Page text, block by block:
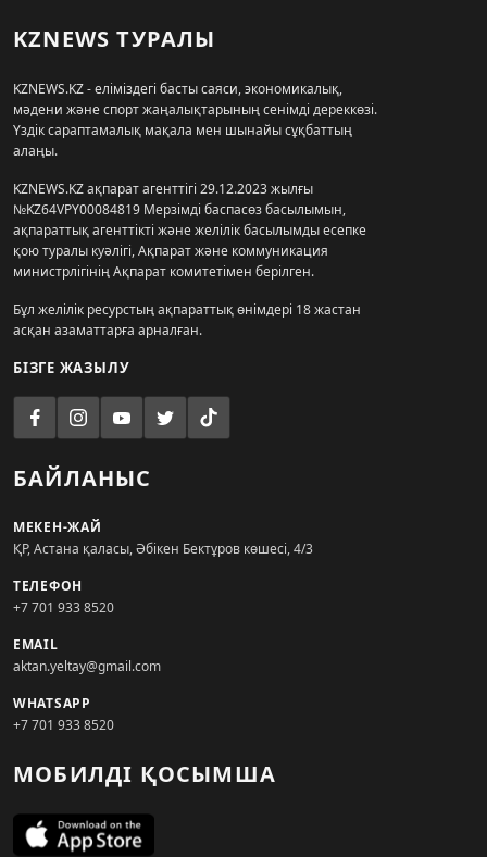
KZNEWS ТУРАЛЫ
KZNEWS.KZ - еліміздегі басты саяси, экономикалық,
мәдени және спорт жаңалықтарының сенімді дереккөзі.
Үздік сараптамалық мақала мен шынайы сұқбаттың
алаңы.
KZNEWS.KZ ақпарат агенттігі 29.12.2023 жылғы
№KZ64VPY00084819 Мерзімді баспасөз басылымын,
ақпараттық агенттікті және желілік басылымды есепке
қою туралы куәлігі, Ақпарат және коммуникация
министрлігінің Ақпарат комитетімен берілген.
Бұл желілік ресурстың ақпараттық өнімдері 18 жастан
асқан азаматтарға арналған.
БІЗГЕ ЖАЗЫЛУ
БАЙЛАНЫС
МЕКЕН-ЖАЙ
ҚР, Астана қаласы, Әбікен Бектұров көшесі, 4/3
ТЕЛЕФОН
+7 701 933 8520
EMAIL
aktan.yeltay@gmail.com
WHATSAPP
+7 701 933 8520
МОБИЛДІ ҚОСЫМША